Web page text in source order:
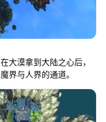
大漠拿到大陆之心后，
界与人界的通道。